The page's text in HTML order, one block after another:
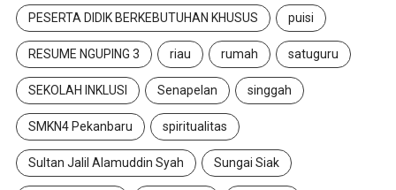
PESERTA DIDIK BERKEBUTUHAN KHUSUS puisi
RESUME NGUPING 3 riau rumah satuguru
SEKOLAH INKLUSI Senapelan singgah
SMKN4 Pekanbaru spiritualitas
Sultan Jalil Alamuddin Syah Sungai Siak